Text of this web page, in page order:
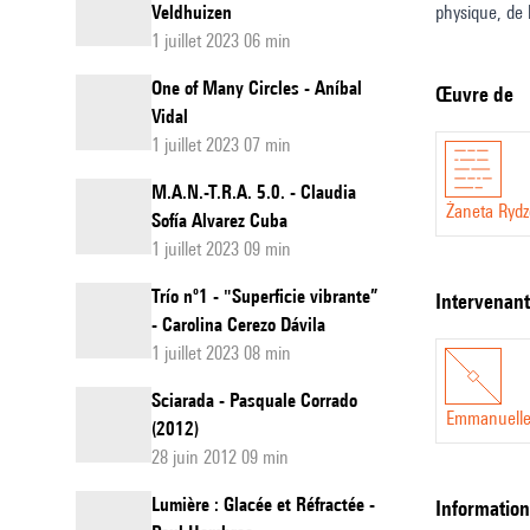
Veldhuizen
1 juillet 2023 06 min
One of Many Circles - Aníbal
Vidal
1 juillet 2023 07 min
M.A.N.-T.R.A. 5.0. - Claudia
Sofía Alvarez Cuba
1 juillet 2023 09 min
Trío nº1 - "Superficie vibrante”
- Carolina Cerezo Dávila
1 juillet 2023 08 min
Sciarada - Pasquale Corrado
(2012)
28 juin 2012 09 min
Lumière : Glacée et Réfractée -
physique, de
Warsaw
musique
Œuvre de
Żaneta